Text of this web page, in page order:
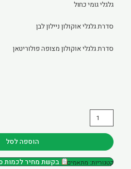
גלגלי גומי כחול
סדרת גלגלי אוקולון ניילון לבן
סדרת גלגלי אוקולון מצופה פולוריטאן
של
מתאם
מרובע
27X30
הוספה לסל
בקשת מחיר לכמות
קטגוריות: מתאמים